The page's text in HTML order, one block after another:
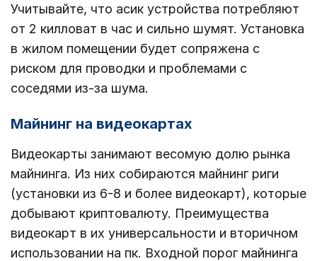
Учитывайте, что асик устройства потребляют
от 2 килловат в час и сильно шумят. Установка
в жилом помещении будет сопряжена с
риском для проводки и проблемами с
соседями из-за шума.
Майнинг на видеокартах
Видеокарты занимают весомую долю рынка
майнинга. Из них собираются майнинг риги
(установки из 6-8 и более видеокарт), которые
добывают криптовалюту. Преимущества
видеокарт в их универсальности и вторичном
использовании на пк. Входной порог майнинга